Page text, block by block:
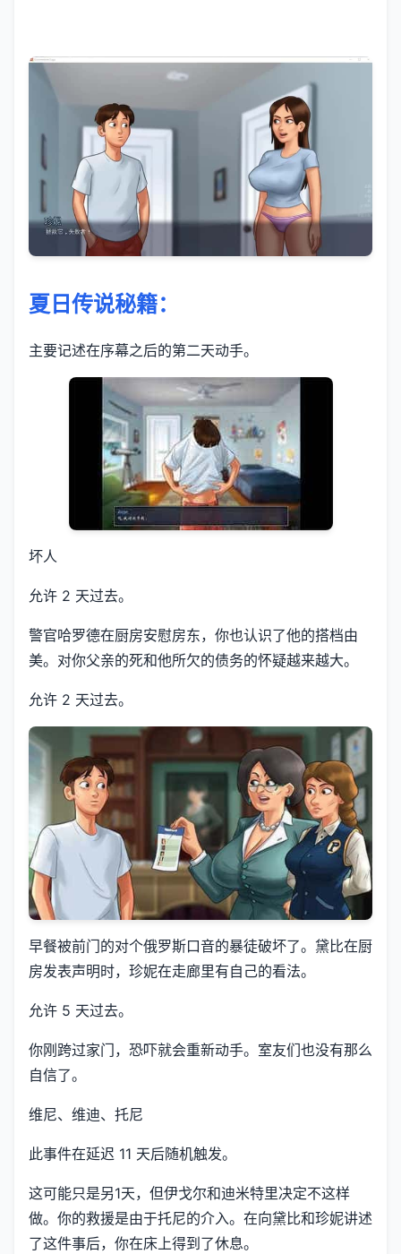
夏日传说秘籍：
主要记述在序幕之后的第二天动手。
坏人
允许 2 天过去。
警官哈罗德在厨房安慰房东，你也认识了他的搭档由
美。对你父亲的死和他所欠的债务的怀疑越来越大。
允许 2 天过去。
早餐被前门的对个俄罗斯口音的暴徒破坏了。黛比在厨
房发表声明时，珍妮在走廊里有自己的看法。
允许 5 天过去。
你刚跨过家门，恐吓就会重新动手。室友们也没有那么
自信了。
维尼、维迪、托尼
此事件在延迟 11 天后随机触发。
这可能只是另1天，但伊戈尔和迪米特里决定不这样
做。你的救援是由于托尼的介入。在向黛比和珍妮讲述
了这件事后，你在床上得到了休息。